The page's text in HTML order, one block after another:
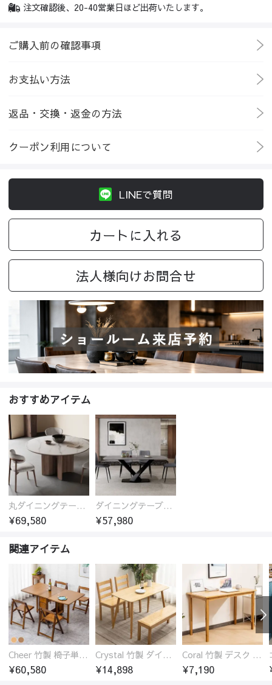
注文確認後、20-40営業日ほど出荷いたします。
ご購入前の確認事項
お支払い方法
返品・交換・返金の方法
クーポン利用について
LINEで質問
カートに入れる
法人様向けお問合せ
おすすめアイテム
丸ダイニングテーブル セラミック天板 耐熱 キズに強い 丸型 北欧 無垢材 円卓 円型
¥69,580
ダイニングテーブル おしゃれ セラミック天板 大理石柄 食卓 4人用 4人 6人 140cm 160cm 180cm 耐久性 耐熱 食事テーブル
¥57,980
関連アイテム
Cheer 竹製 椅子単品 バタフライテーブル 折りたたみダイニングテーブル単品 椅子セット 伸縮
¥60,580
Crystal 竹製 ダイニングテーブル
¥14,898
Coral 竹製 デスク ワークデスク ダイニングテーブル
¥7,190